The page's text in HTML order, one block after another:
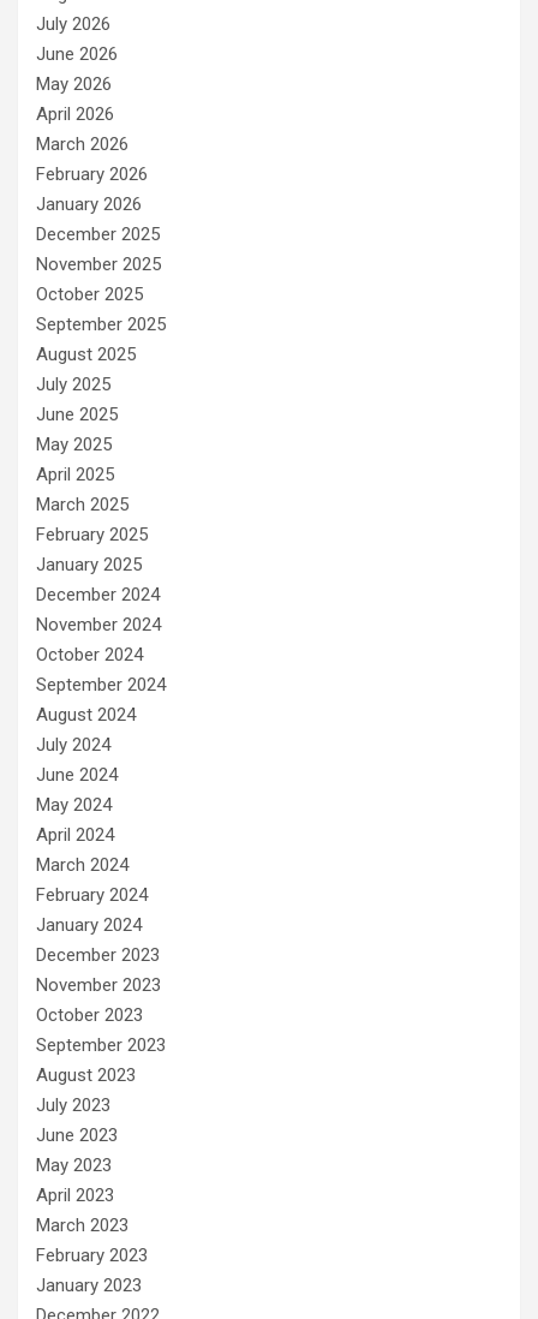
July 2026
June 2026
May 2026
April 2026
March 2026
February 2026
January 2026
December 2025
November 2025
October 2025
September 2025
August 2025
July 2025
June 2025
May 2025
April 2025
March 2025
February 2025
January 2025
December 2024
November 2024
October 2024
September 2024
August 2024
July 2024
June 2024
May 2024
April 2024
March 2024
February 2024
January 2024
December 2023
November 2023
October 2023
September 2023
August 2023
July 2023
June 2023
May 2023
April 2023
March 2023
February 2023
January 2023